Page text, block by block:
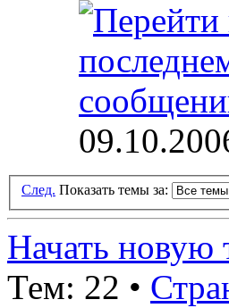
След. Показать темы за:
Начать новую
Тем: 22 •